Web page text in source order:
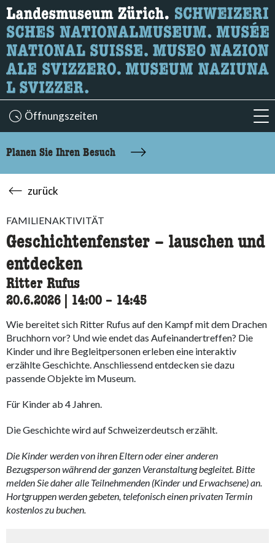
Wonach suchen Sie?
Hier können Sie nach Inhalten der Seite suchen.
Öffnungszeiten
Planen Sie Ihren Besuch
zurück
FAMILIENAKTIVITÄT
Geschichtenfenster – lauschen und
entdecken
Ritter Rufus
20.6.2026 14:00 accessibility.time_to
– 14:45
Wie bereitet sich Ritter Rufus auf den Kampf mit dem Drachen
Bruchhorn vor? Und wie endet das Aufeinandertreffen? Die
Kinder und ihre Begleitpersonen erleben eine interaktiv
erzählte Geschichte. Anschliessend entdecken sie dazu
passende Objekte im Museum.
Für Kinder ab 4 Jahren.
Die Geschichte wird auf Schweizerdeutsch erzählt.
Die Kinder werden von ihren Eltern oder einer anderen
Bezugsperson während der ganzen Veranstaltung begleitet. Bitte
melden Sie daher alle Teilnehmenden (Kinder und Erwachsene) an.
Hortgruppen werden gebeten, telefonisch einen privaten Termin
kostenlos zu buchen.